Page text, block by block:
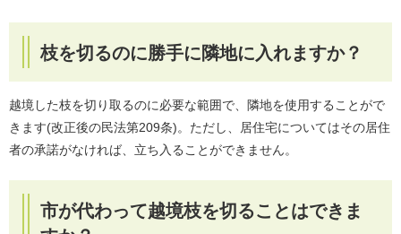
枝を切るのに勝手に隣地に入れますか？
越境した枝を切り取るのに必要な範囲で、隣地を使用することがで
きます(改正後の民法第209条)。ただし、居住宅についてはその居住
者の承諾がなければ、立ち入ることができません。
市が代わって越境枝を切ることはできま